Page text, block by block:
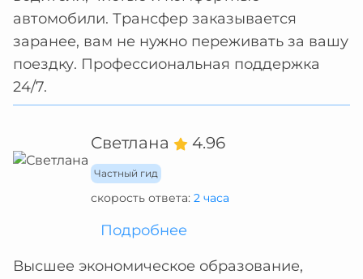
автомобили. Трансфер заказывается
заранее, вам не нужно переживать за вашу
поездку. Профессиональная поддержка
24/7.
Светлана 4.96
Частный гид
скорость ответа: 2 часа
Подробнее
Высшее экономическое образование,